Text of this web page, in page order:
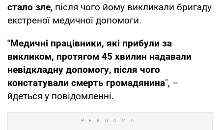
стало зле, після чого йому викликали бригаду
екстреної медичної допомоги.
"Медичні працівники, які прибули за
викликом, протягом 45 хвилин надавали
невідкладну допомогу, після чого
констатували смерть громадянина", –
йдеться у повідомленні.